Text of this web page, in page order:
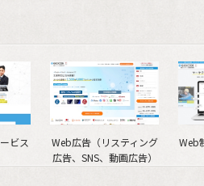
ビス
Web広告（リスティング
広告、SNS、動画広告）
Web